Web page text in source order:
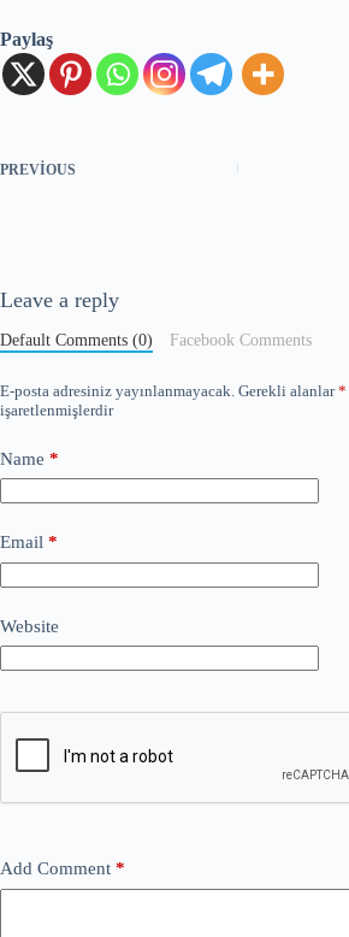
Paylaş
PREVIOUS
Leave a reply
Default Comments (0) Facebook Comments
E-posta adresiniz yayınlanmayacak. Gerekli alanlar*
işaretlenmişlerdir
Name *
Email *
Website
Add Comment *